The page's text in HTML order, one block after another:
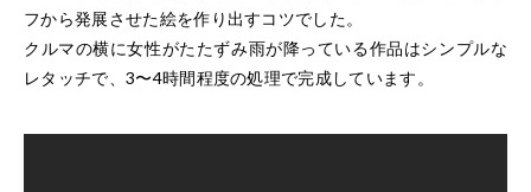
フから発展させた絵を作り出すコツでした。
クルマの横に女性がたたずみ雨が降っている作品はシンプルな
レタッチで、3〜4時間程度の処理で完成しています。